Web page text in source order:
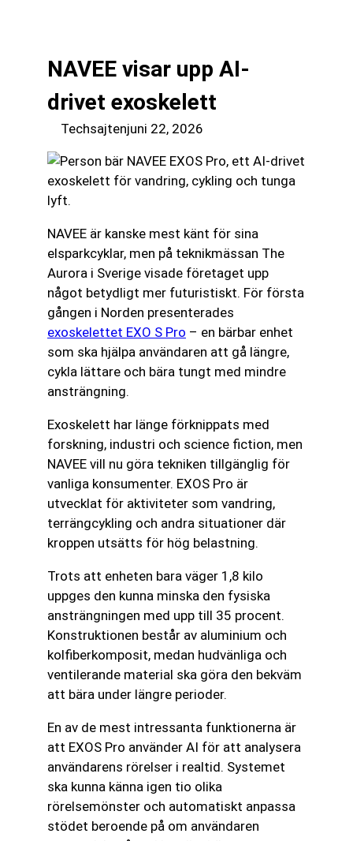
NAVEE visar upp AI-
drivet exoskelett
Techsajtenjuni 22, 2026
NAVEE är kanske mest känt för sina
elsparkcyklar, men på teknikmässan The
Aurora i Sverige visade företaget upp
något betydligt mer futuristiskt. För första
gången i Norden presenterades
exoskelettet EXO S Pro – en bärbar enhet
som ska hjälpa användaren att gå längre,
cykla lättare och bära tungt med mindre
ansträngning.
Exoskelett har länge förknippats med
forskning, industri och science fiction, men
NAVEE vill nu göra tekniken tillgänglig för
vanliga konsumenter. EXOS Pro är
utvecklat för aktiviteter som vandring,
terrängcykling och andra situationer där
kroppen utsätts för hög belastning.
Trots att enheten bara väger 1,8 kilo
uppges den kunna minska den fysiska
ansträngningen med upp till 35 procent.
Konstruktionen består av aluminium och
kolfiberkomposit, medan hudvänliga och
ventilerande material ska göra den bekväm
att bära under längre perioder.
En av de mest intressanta funktionerna är
att EXOS Pro använder AI för att analysera
användarens rörelser i realtid. Systemet
ska kunna känna igen tio olika
rörelsemönster och automatiskt anpassa
stödet beroende på om användaren